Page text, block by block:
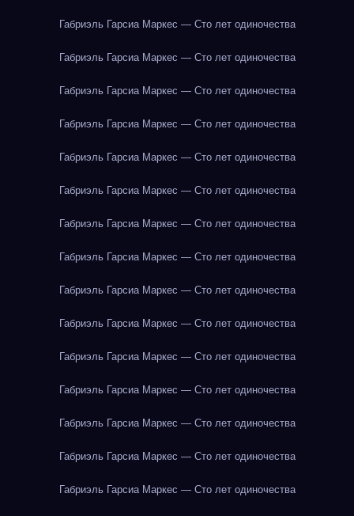
Габриэль Гарсиа Маркес — Сто лет одиночества
Габриэль Гарсиа Маркес — Сто лет одиночества
Габриэль Гарсиа Маркес — Сто лет одиночества
Габриэль Гарсиа Маркес — Сто лет одиночества
Габриэль Гарсиа Маркес — Сто лет одиночества
Габриэль Гарсиа Маркес — Сто лет одиночества
Габриэль Гарсиа Маркес — Сто лет одиночества
Габриэль Гарсиа Маркес — Сто лет одиночества
Габриэль Гарсиа Маркес — Сто лет одиночества
Габриэль Гарсиа Маркес — Сто лет одиночества
Габриэль Гарсиа Маркес — Сто лет одиночества
Габриэль Гарсиа Маркес — Сто лет одиночества
Габриэль Гарсиа Маркес — Сто лет одиночества
Габриэль Гарсиа Маркес — Сто лет одиночества
Габриэль Гарсиа Маркес — Сто лет одиночества